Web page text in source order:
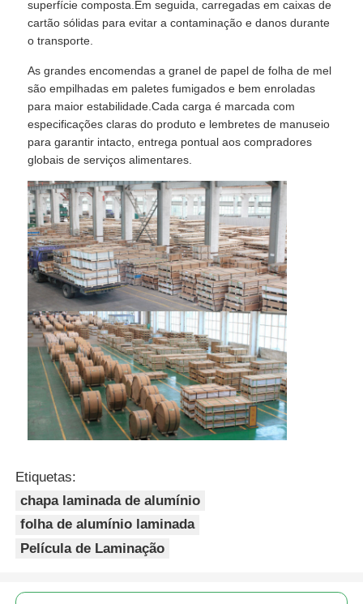
superfície composta.Em seguida, carregadas em caixas de
cartão sólidas para evitar a contaminação e danos durante
o transporte.
As grandes encomendas a granel de papel de folha de mel
são empilhadas em paletes fumigados e bem enroladas
para maior estabilidade.Cada carga é marcada com
especificações claras do produto e lembretes de manuseio
para garantir intacto, entrega pontual aos compradores
globais de serviços alimentares.
Etiquetas:
chapa laminada de alumínio
folha de alumínio laminada
Película de Laminação